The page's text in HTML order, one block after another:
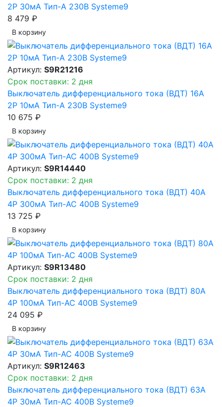
2P 30мА Тип-A 230В Systeme9
8 479 ₽
В корзинy
Артикул: S9R21216
Срок поставки: 2 дня
Выключатель дифференциального тока (ВДТ) 16A
2P 10мА Тип-A 230В Systeme9
10 675 ₽
В корзинy
Артикул: S9R14440
Срок поставки: 2 дня
Выключатель дифференциального тока (ВДТ) 40A
4P 300мА Тип-AC 400В Systeme9
13 725 ₽
В корзинy
Артикул: S9R13480
Срок поставки: 2 дня
Выключатель дифференциального тока (ВДТ) 80A
4P 100мА Тип-AC 400В Systeme9
24 095 ₽
В корзинy
Артикул: S9R12463
Срок поставки: 2 дня
Выключатель дифференциального тока (ВДТ) 63A
4P 30мА Тип-AC 400В Systeme9